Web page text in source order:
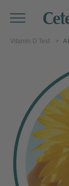
Vitamin D Test